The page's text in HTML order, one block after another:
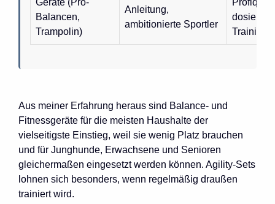
Balancen,
Trampolin)
Anleitung,
ambitionierte Sportler
Training
Aus meiner Erfahrung heraus sind Balance- und
Fitnessgeräte für die meisten Haushalte der
vielseitigste Einstieg, weil sie wenig Platz brauchen
und für Junghunde, Erwachsene und Senioren
gleichermaßen eingesetzt werden können. Agility-Sets
lohnen sich besonders, wenn regelmäßig draußen
trainiert wird.